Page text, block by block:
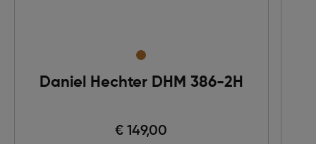
Daniel Hechter DHM 386-2H
€ 149,00